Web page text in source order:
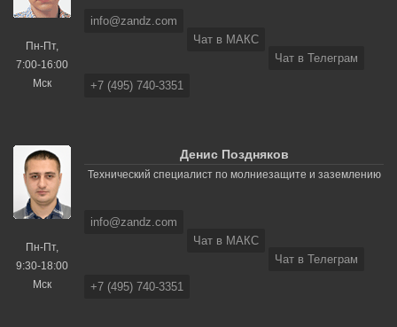
Пн-Пт,
7:00-16:00
Мск
info@zandz.com
Чат в МАКС
Чат в Телеграм
+7 (495) 740-3351
Пн-Пт,
9:30-18:00
Мск
Денис Поздняков
Технический специалист по молниезащите и заземлению
info@zandz.com
Чат в МАКС
Чат в Телеграм
+7 (495) 740-3351